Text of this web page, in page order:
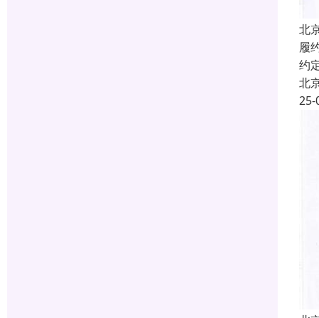
北
履
约
北
25-